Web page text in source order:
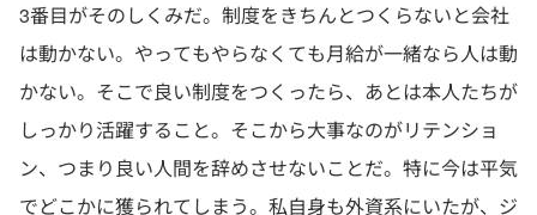
3番目がそのしくみだ。制度をきちんとつくらないと会社
は動かない。やってもやらなくても月給が一緒なら人は動
かない。そこで良い制度をつくったら、あとは本人たちが
しっかり活躍すること。そこから大事なのがリテンショ
ン、つまり良い人間を辞めさせないことだ。特に今は平気
でどこかに獲られてしまう。私自身も外資系にいたが、ジ